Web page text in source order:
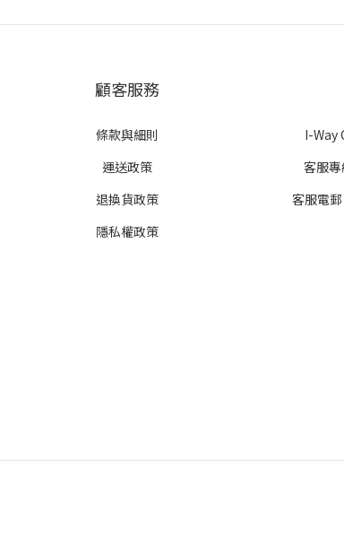
顧客服務
條款與細則
運送政策
退換貨政策
隱私權政策
I-Way
客服
客服電郵